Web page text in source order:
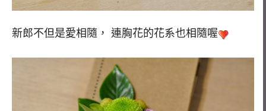
新郎不但是愛相隨， 連胸花的花系也相隨喔